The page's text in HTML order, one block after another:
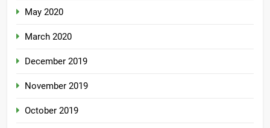
May 2020
March 2020
December 2019
November 2019
October 2019